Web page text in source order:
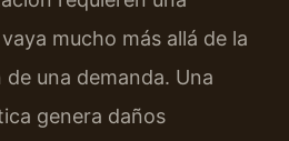
mucho más allá de la
una demanda. Una
genera daños